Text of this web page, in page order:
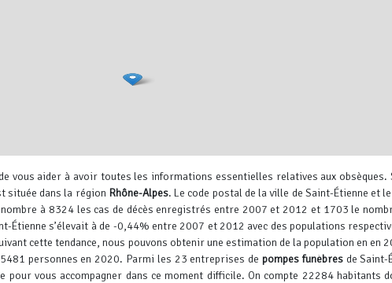
, ©
vous aider à avoir toutes les informations essentielles relatives aux obsèques.
située dans la région Rhône-Alpes. Le code postal de la ville de Saint-Étienne et
à 8324 les cas de décès enregistrés entre 2007 et 2012 et 1703 le
Étienne s’élevait à de -0,44% entre 2007 et 2012 avec des populations
cette tendance, nous pouvons obtenir une estimation de la population en en
personnes en 2020. Parmi les 23 entreprises de pompes funèbresde Saint-
pour vous accompagner dans ce moment difficile. On compte 22284 habitants